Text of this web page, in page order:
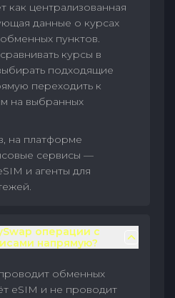
как централизованная
данные о курсах
пунктов.
курсы в
подходящие
переходить к
на выбранных
на платформе
сервисы —
и агенты для
операции с
напрямую?
обменных
eSIM и не проводит